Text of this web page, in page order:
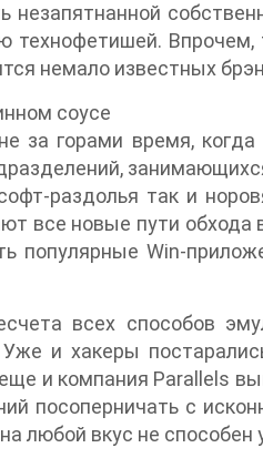
незапятнанной
технофетишей.
немало известных
соусе
за горами время,
раздолья так и
все новые пути обхода
популярные Win-
всех способов
Уже и хакеры
и компания Parallels
посоперничать с
любой вкус не способен